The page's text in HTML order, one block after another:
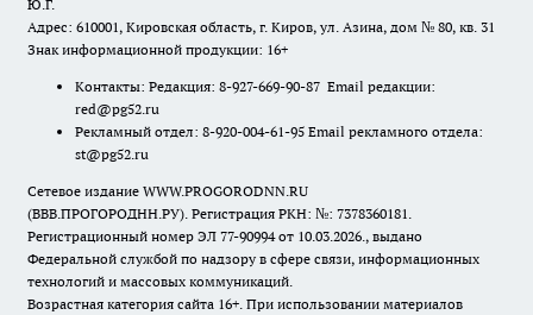
Ю.Г.
Адрес: 610001, Кировская область, г. Киров, ул. Азина, дом № 80, кв. 31
Знак информационной продукции: 16+
Контакты: Редакция: 8-927-669-90-87 Email редакции:
red@pg52.ru
Рекламный отдел: 8-920-004-61-95 Email рекламного отдела:
st@pg52.ru
Сетевое издание WWW.PROGORODNN.RU
(ВВВ.ПРОГОРОДНН.РУ). Регистрация РКН: №: 7378360181.
Регистрационный номер ЭЛ 77-90994 от 10.03.2026., выдано
Федеральной службой по надзору в сфере связи, информационных
технологий и массовых коммуникаций.
Возрастная категория сайта 16+. При использовании материалов